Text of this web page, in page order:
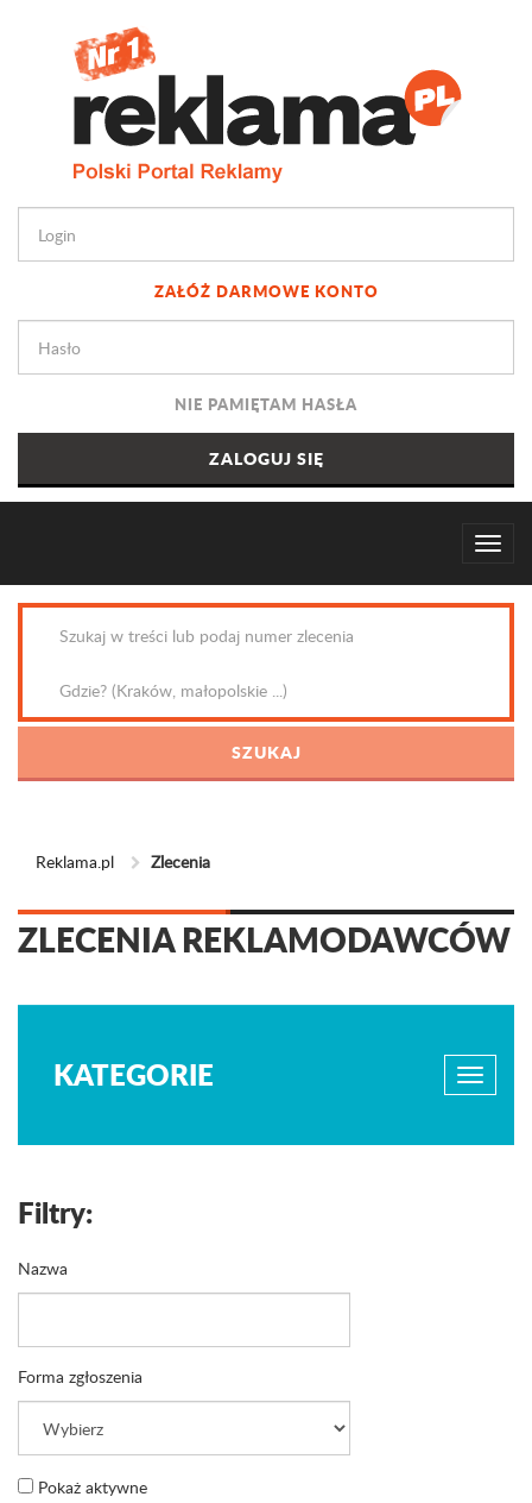
ZAŁÓŻ DARMOWE KONTO
NIE PAMIĘTAM HASŁA
Reklama.pl Zlecenia
ZLECENIA REKLAMODAWCÓW
KATEGORIE
Filtry:
Nazwa
Forma zgłoszenia
Pokaż aktywne